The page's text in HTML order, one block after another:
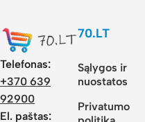
Telefonas:
+370 639
92900
El. paštas:
70.LT
Sąlygos ir
nuostatos
Privatumo